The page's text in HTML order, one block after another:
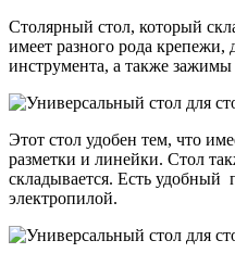
Столярный стол, который
имеет разного рода крепежи,
инструмента, а также зажимы
Этот стол удобен тем, что
разметки и линейки. Стол
складывается. Есть удобный
электропилой.